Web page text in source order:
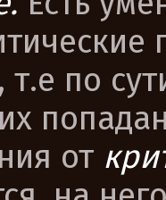
т.е по
от